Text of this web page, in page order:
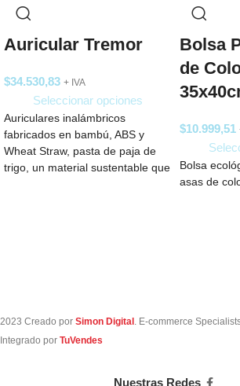
Auricular Tremor
$34.530,83 + IVA
Seleccionar opciones
Auriculares inalámbricos
fabricados en bambú, ABS y
Wheat Straw, pasta de paja de
trigo, un material sustentable que
Bolsa
de
$10.999,51
Bolsa
asas de
2023 Creado por Simon Digital . E-commerce
Integrado por TuVendes
Nuestras Redes